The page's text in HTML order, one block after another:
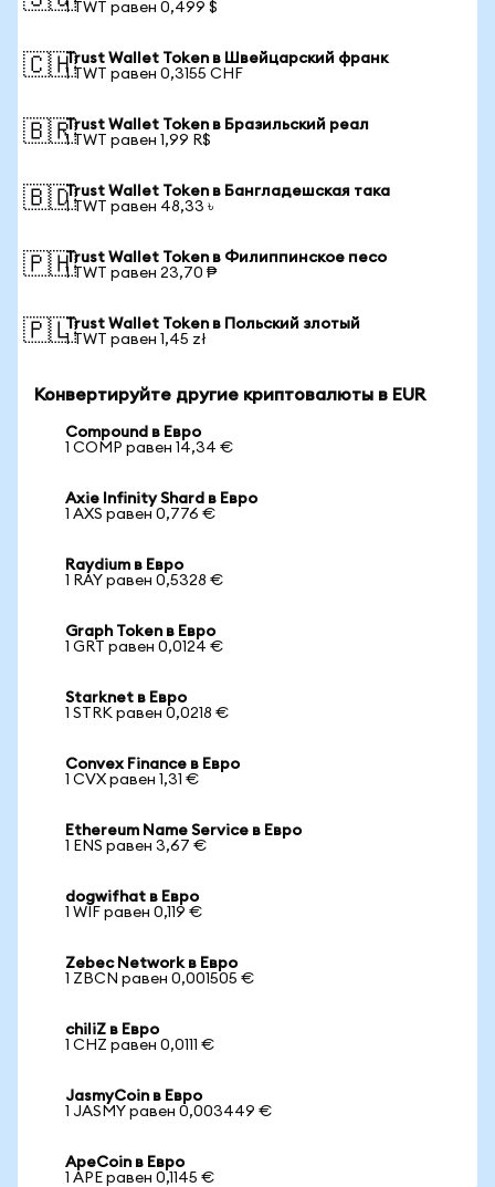
1 TWT равен 0,499 $
🇨🇭Trust Wallet Token в Швейцарский франк
1 TWT равен 0,3155 CHF
🇧🇷Trust Wallet Token в Бразильский реал
1 TWT равен 1,99 R$
🇧🇩Trust Wallet Token в Бангладешская така
1 TWT равен 48,33 ৳
🇵🇭Trust Wallet Token в Филиппинское песо
1 TWT равен 23,70 ₱
🇵🇱Trust Wallet Token в Польский злотый
1 TWT равен 1,45 zł
Конвертируйте другие криптовалюты в EUR
Compound в Евро
1 COMP равен 14,34 €
Axie Infinity Shard в Евро
1 AXS равен 0,776 €
Raydium в Евро
1 RAY равен 0,5328 €
Graph Token в Евро
1 GRT равен 0,0124 €
Starknet в Евро
1 STRK равен 0,0218 €
Convex Finance в Евро
1 CVX равен 1,31 €
Ethereum Name Service в Евро
1 ENS равен 3,67 €
dogwifhat в Евро
1 WIF равен 0,119 €
Zebec Network в Евро
1 ZBCN равен 0,001505 €
chiliZ в Евро
1 CHZ равен 0,0111 €
JasmyCoin в Евро
1 JASMY равен 0,003449 €
ApeCoin в Евро
1 APE равен 0,1145 €